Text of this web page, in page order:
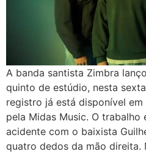
A banda santista Zimbra
quinto de estúdio, nesta
registro já está disponível
pela Midas Music. O trabalho
acidente com o baixista
quatro dedos da mão direita.